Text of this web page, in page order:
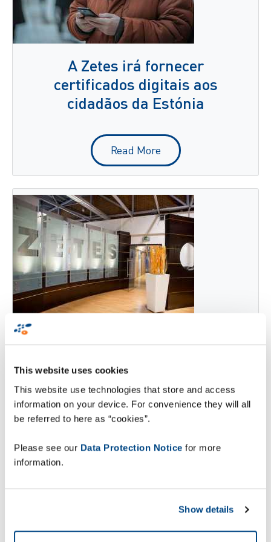
This website uses cookies
This website use technologies that store and access
information on your device. For convenience they will all
be referred to here as “cookies”.
Please see our Data Protection Notice for more
information.
Show details
A Zetes irá fornecer
certificados digitais aos
cidadãos da Estónia
Read More
e do Presidente da divisão
People ID.